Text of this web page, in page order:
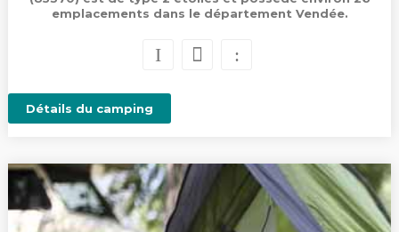
emplacements dans le département Vendée.
Détails du camping